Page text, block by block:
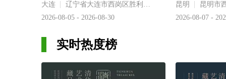
大连
辽宁省大连市西岗区胜利街35号
2026-08-05 - 2026-08-30
昆明
2026-08-07 -
实时热度榜